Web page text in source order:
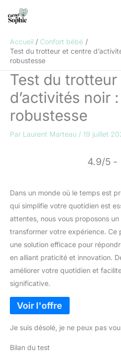
Accueil
Confort bébé
Test du trotteur et centre
robustesse
Test du
d’activités noir
robustesse
Par Laurent Marteau / 19 juillet
4.9/5 -
Dans un monde où le temps est
qui simplifie votre quotidien est
attentes, nous vous proposons
transformer votre expérience. Ce
une solution efficace pour
en alliant praticité et innovation.
améliorer votre quotidien et
significative.
Je suis désolé, je ne peux pas
Bilan du test
e
h
e
r
h
e
r